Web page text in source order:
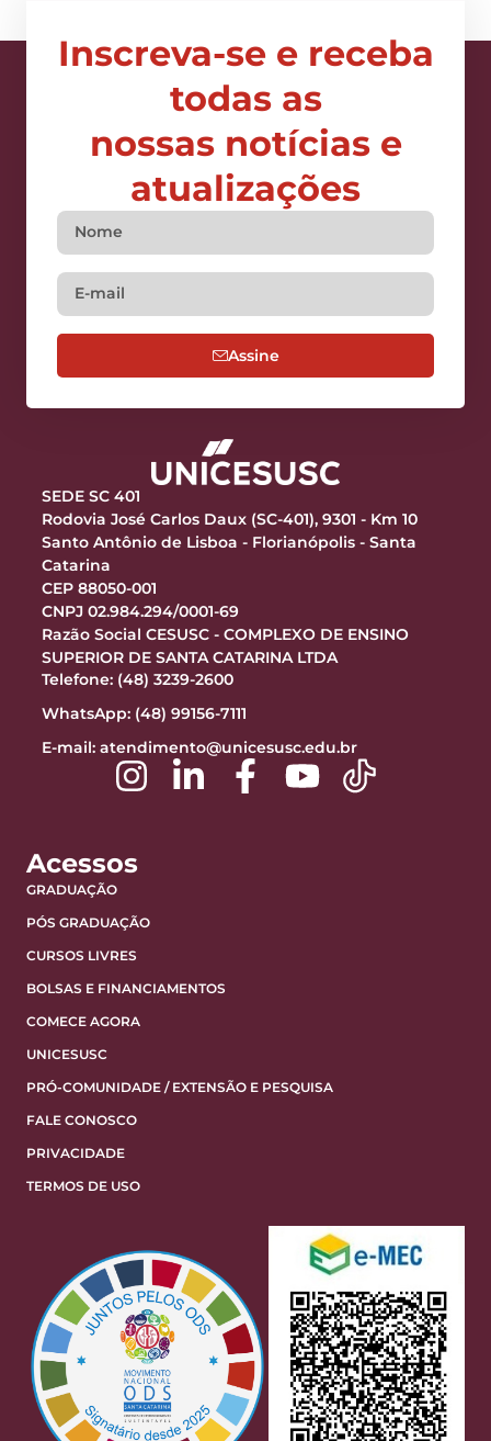
Inscreva-se e receba
todas as
nossas notícias e
atualizações
Assine
SEDE SC 401
Rodovia José Carlos Daux (SC-401), 9301 - Km 10
Santo Antônio de Lisboa - Florianópolis - Santa
Catarina
CEP 88050-001
CNPJ 02.984.294/0001-69
Razão Social CESUSC - COMPLEXO DE ENSINO
SUPERIOR DE SANTA CATARINA LTDA
Telefone: (48) 3239-2600
WhatsApp: (48) 99156-7111
E-mail: atendimento@unicesusc.edu.br
Acessos
GRADUAÇÃO
PÓS GRADUAÇÃO
CURSOS LIVRES
BOLSAS E FINANCIAMENTOS
COMECE AGORA
UNICESUSC
PRÓ-COMUNIDADE / EXTENSÃO E PESQUISA
FALE CONOSCO
PRIVACIDADE
TERMOS DE USO